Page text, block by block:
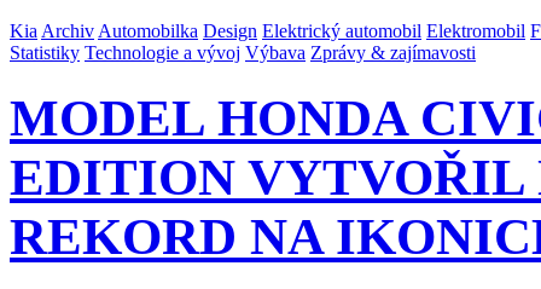
Kia Archiv Automobilka Design Elektrický automobil Elektromobil
Statistiky Technologie a vývoj Výbava Zprávy & zajímavosti
MODEL HONDA
EDITION VYTVOŘIL
REKORD NA